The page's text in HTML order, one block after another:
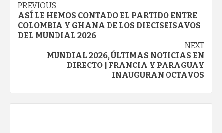
Continue
Reading
PREVIOUS
ASÍ LE HEMOS CONTADO EL PARTIDO ENTRE
COLOMBIA Y GHANA DE LOS DIECISEISAVOS
DEL MUNDIAL 2026
NEXT
MUNDIAL 2026, ÚLTIMAS NOTICIAS EN
DIRECTO | FRANCIA Y PARAGUAY
INAUGURAN OCTAVOS